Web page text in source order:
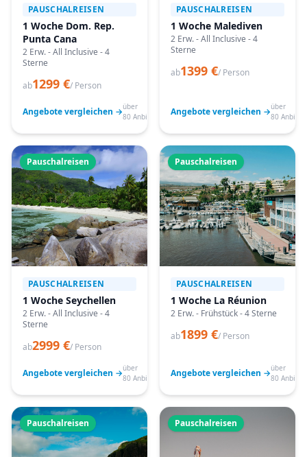
PAUSCHALREISEN
1 Woche Dom. Rep.
Punta Cana
2 Erw. - All Inclusive - 4
Sterne
ab1299 €/ Person
Angebote vergleichen →über
80 Anbieter
PAUSCHALREISEN
1 Woche Malediven
2 Erw. - All Inclusive - 4
Sterne
ab1399 €/ Person
Angebote vergleichen →über
80
Pauschalreisen
PAUSCHALREISEN
1 Woche Seychellen
2 Erw. - All Inclusive - 4
Sterne
ab2999 €/ Person
Angebote vergleichen →über
80 Anbieter
Pauschalreisen
PAUSCHALREISEN
1 Woche La Réunion
2 Erw. - Frühstück - 4 Sterne
ab1899 €/ Person
Angebote vergleichen →über
80
Pauschalreisen Pauschalreisen